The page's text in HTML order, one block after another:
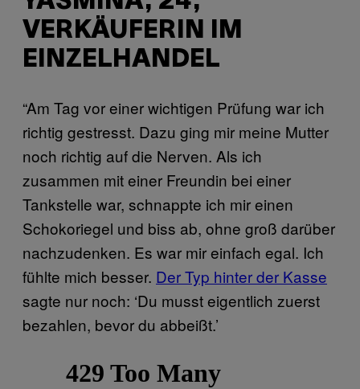
VERKÄUFERIN IM
EINZELHANDEL
“Am Tag vor einer wichtigen Prüfung war ich
richtig gestresst. Dazu ging mir meine Mutter
noch richtig auf die Nerven. Als ich
zusammen mit einer Freundin bei einer
Tankstelle war, schnappte ich mir einen
Schokoriegel und biss ab, ohne groß darüber
nachzudenken. Es war mir einfach egal. Ich
fühlte mich besser. Der Typ hinter der Kasse
sagte nur noch: ‘Du musst eigentlich zuerst
bezahlen, bevor du abbeißt.’